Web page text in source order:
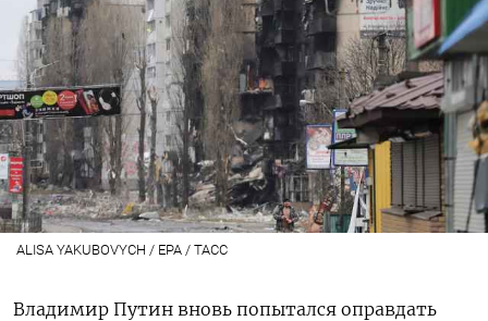
ALISA YAKUBOVYCH / EPA / ТАСС
Владимир Путин вновь попытался оправдать